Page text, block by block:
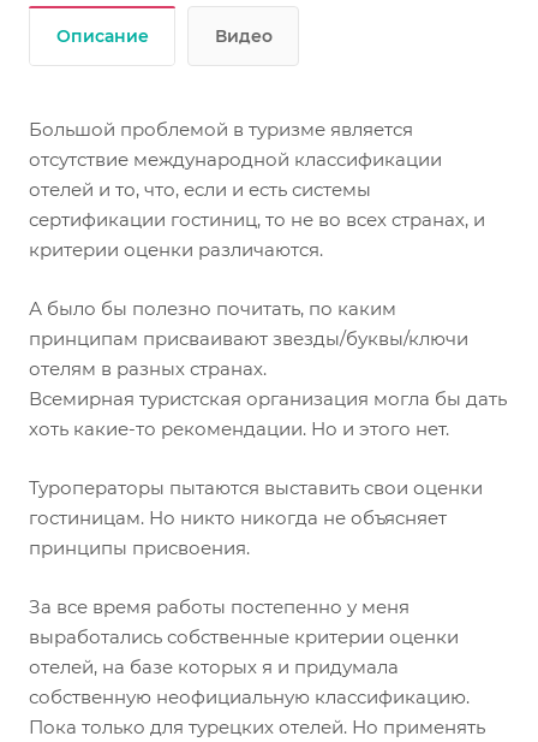
Описание Видео
Большой проблемой в туризме является
отсутствие международной классификации
отелей и то, что, если и есть системы
сертификации гостиниц, то не во всех странах, и
критерии оценки различаются.⠀
А было бы полезно почитать, по каким
принципам присваивают звезды/буквы/ключи
отелям в разных странах.
Всемирная туристская организация могла бы дать
хоть какие-то рекомендации. Но и этого нет.
Туроператоры пытаются выставить свои оценки
гостиницам. Но никто никогда не объясняет
принципы присвоения.
За все время работы постепенно у меня
выработались собственные критерии оценки
отелей, на базе которых я и придумала
собственную неофициальную классификацию.
Пока только для турецких отелей. Но применять